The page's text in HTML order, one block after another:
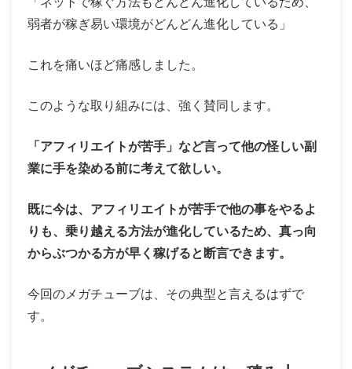
弱者が稼ぎ易い環境がどんどん進化している」
これを痛いほど痛感しました。
このような取り組みには、強く賛同します。
「アフィリエイトが苦手」など言って他の怪しい副
業に手を染める前に考えて欲しい。
既に今は、アフィリエイトが苦手で他の事をやるよ
りも、乗り越える方法が進化しているため、真っ向
からぶつかる方が早く稼げると断言できます。
今回のメガチューブは、その典型と言えるはずで
す。